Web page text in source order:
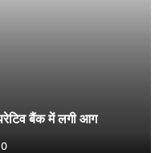
बैंक में लगी आग
0